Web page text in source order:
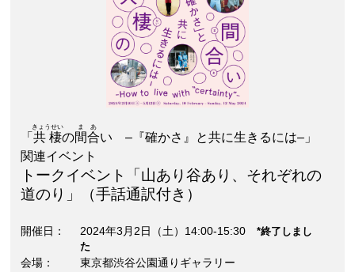
「共棲
きょうせい
の間合
まあ
い –『確かさ』と共に生きるには–」
関連イベント
トークイベント「山あり谷あり、それぞれの
道のり」（手話通訳付き）
開催日 2024年3月2日（土）14:00-15:30*終了しまし
た
会場
東京都渋谷公園通りギャラリー